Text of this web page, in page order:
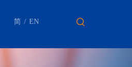
简 / EN